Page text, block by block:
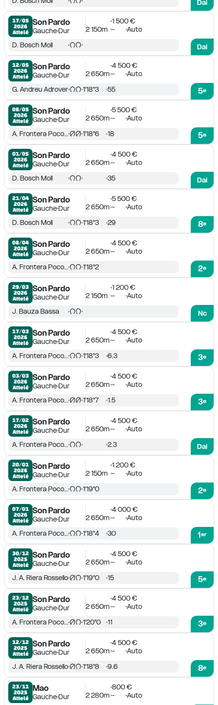
Dai
17/05
2026
Attelé
Son Pardo
GaucheDur
1 500 €
2 150m -
Auto
Dai
D. Bosch Moll
12/05
2026
Attelé
Son Pardo
GaucheDur
4 500 €
2 650m - Auto
5e
G. Andreu Adrover 1'18''3 55
08/05
2026
Attelé
Son Pardo
GaucheDur
5 500 €
2 650m - Auto
5e
A. Frontera Pocovi 1'18''6 18
01/05
2026
Attelé
Son Pardo
GaucheDur
4 500 €
2 650m -
Auto
Dai
D. Bosch Moll 35
21/04
2026
Attelé
Son Pardo
GaucheDur
5 500 €
2 650m - Auto
8e
D. Bosch Moll 1'18''3 29
08/04
2026
Attelé
Son Pardo
GaucheDur
4 500 €
2 650m - Auto
2e
A. Frontera Pocovi 1'18''2
29/03
2026
Attelé
Son Pardo
GaucheDur
1 200 €
2 150m -
Auto
Nc
J. Bauza Bassa
17/03
2026
Attelé
Son Pardo
GaucheDur
4 500 €
2 650m - Auto
3e
A. Frontera Pocovi 1'18''3 6.3
03/03
2026
Attelé
Son Pardo
GaucheDur
4 500 €
2 650m - Auto
3e
A. Frontera Pocovi 1'18''7 1.5
17/02
2026
Attelé
Son Pardo
GaucheDur
4 500 €
2 650m -
Auto
Dai
A. Frontera Pocovi 2.3
20/01
2026
Attelé
Son Pardo
GaucheDur
1 200 €
2 150m - Auto
2e
A. Frontera Pocovi 1'19''0
07/01
2026
Attelé
Son Pardo
GaucheDur
4 000 €
2 650m - Auto
1er
A. Frontera Pocovi 1'18''4 30
30/12
2025
Attelé
Son Pardo
GaucheDur
4 500 €
2 650m - Auto
5e
J. A. Riera Rossello 1'19''0 15
23/12
2025
Attelé
Son Pardo
GaucheDur
4 500 €
2 650m - Auto
3e
A. Frontera Pocovi 1'20''0 11
12/12
2025
Attelé
Son Pardo
GaucheDur
4 500 €
2 650m - Auto
8e
J. A. Riera Rossello 1'18''8 9.6
23/11
2025
Attelé
Mao
GaucheDur
800 €
2 280m - Auto